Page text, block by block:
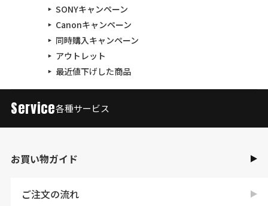
SONYキャンペーン
Canonキャンペーン
同時購入キャンペーン
アウトレット
最近値下げした商品
Service各種サービス
お買い物ガイド
ご注文の流れ